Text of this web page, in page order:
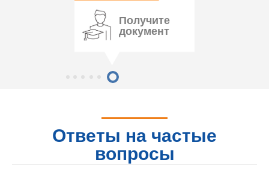
Получите
документ
Ответы на частые
вопросы